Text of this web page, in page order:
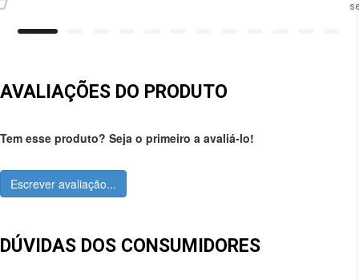
AVALIAÇÕES DO PRODUTO
Tem esse produto? Seja o primeiro a avaliá-lo!
Escrever avaliação...
DÚVIDAS DOS CONSUMIDORES